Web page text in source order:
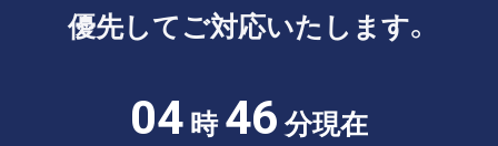
優先してご対応いたします。
04時46分現在